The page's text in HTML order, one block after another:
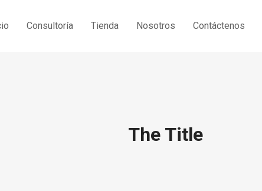
Consultoría Tienda Nosotros Contáctenos
The Title